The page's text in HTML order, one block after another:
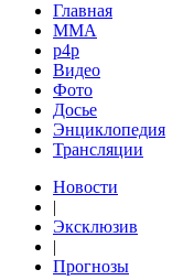
Главная
MMA
p4p
Видео
Фото
Досье
Энциклопедия
Трансляции
Новости
|
Эксклюзив
|
Прогнозы